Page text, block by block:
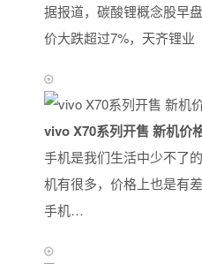
据报道，碳酸锂概念股早
价大跌超过7%，天齐锂
vivo X70系列开售 新机价
手机是我们生活中少不了
机有很多，价格上也是有
手机…